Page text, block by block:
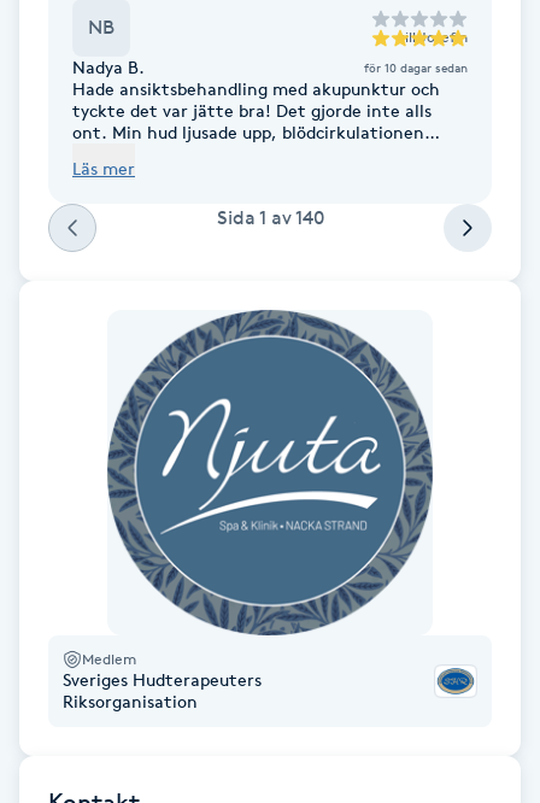
Hyaluronsyra
Hyperhidros
Hypnos
Hårborttagning
Hårbottenbehandling
Hårförlängning
Idrottsmassage
NB till Josefin
Nadya B. för 10 dagar sedan
Hade ansiktsbehandling med akupunktur och
tyckte det var jätte bra! Det gjorde inte alls
ont. Min hud ljusade upp, blödcirkulationen
bra upplevelse och resultat! Rekommenderar
Läs mer
Sida 1 av140
Medlem
Sveriges Hudterapeuters
Riksorganisation